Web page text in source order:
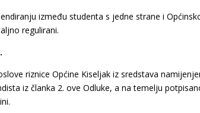
između studenta s jedne strane i
regulirani.
riznice Općine Kiseljak iz sredstava
iz članka 2. ove Odluke, a na temelju